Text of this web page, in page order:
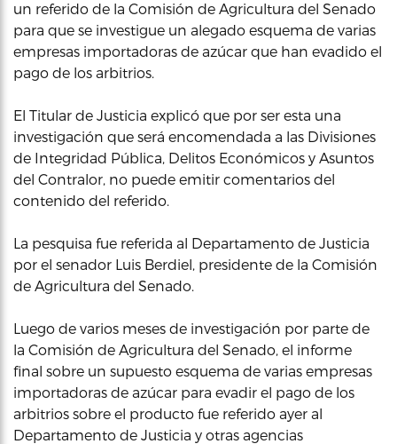
un referido de la Comisión de Agricultura del Senado
para que se investigue un alegado esquema de varias
empresas importadoras de azúcar que han evadido el
pago de los arbitrios.
El Titular de Justicia explicó que por ser esta una
investigación que será encomendada a las Divisiones
de Integridad Pública, Delitos Económicos y Asuntos
del Contralor, no puede emitir comentarios del
contenido del referido.
La pesquisa fue referida al Departamento de Justicia
por el senador Luis Berdiel, presidente de la Comisión
de Agricultura del Senado.
Luego de varios meses de investigación por parte de
la Comisión de Agricultura del Senado, el informe
final sobre un supuesto esquema de varias empresas
importadoras de azúcar para evadir el pago de los
arbitrios sobre el producto fue referido ayer al
Departamento de Justicia y otras agencias